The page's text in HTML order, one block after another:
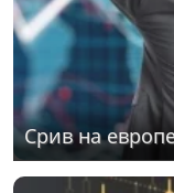
Срив на